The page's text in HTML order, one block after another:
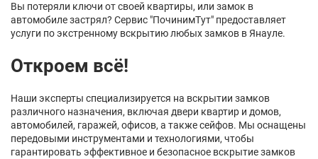
Вы потеряли ключи от своей квартиры, или замок в
автомобиле застрял? Сервис "ПочинимТут" предоставляет
услуги по экстренному вскрытию любых замков в Янауле.
Откроем всё!
Наши эксперты специализируется на вскрытии замков
различного назначения, включая двери квартир и домов,
автомобилей, гаражей, офисов, а также сейфов. Мы оснащены
передовыми инструментами и технологиями, чтобы
гарантировать эффективное и безопасное вскрытие замков